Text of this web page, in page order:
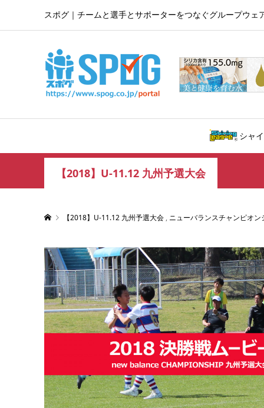
スポグ｜チームと選手とサポーターをつなぐグループウェ
シャ
【2018】U-11.12 九州予選大会
【2018】U-11.12 九州予選大会 , ニューバランスチャンピオン